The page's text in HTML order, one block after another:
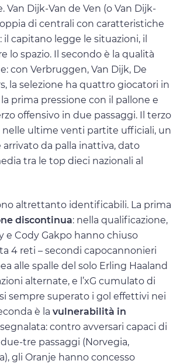
Van Dijk-Van de Ven (o Van Dijk-
di centrali con caratteristiche
capitano legge le situazioni, il
lo spazio. Il secondo è la qualità
con Verbruggen, Van Dijk, De
la selezione ha quattro giocatori in
prima pressione con il pallone e
offensivo in due passaggi. Il terzo
nelle ultime venti partite ufficiali, un
da palla inattiva, dato
tra le top dieci nazionali al
altrettanto identificabili. La prima
discontinua: nella qualificazione,
e Cody Gakpo hanno chiuso
4 reti – secondi capocannonieri
alle spalle del solo Erling Haaland
alternate, e l’xG cumulato di
sempre superato i gol effettivi nei
è la vulnerabilità in
contro avversari capaci di
tre passaggi (Norvegia,
gli Oranje hanno concesso